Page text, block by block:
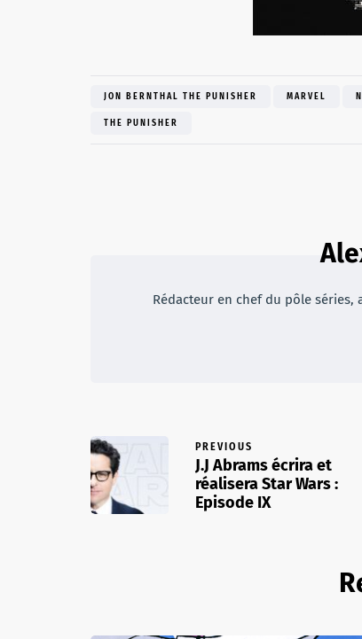
JON BERNTHAL THE PUNISHER MARVEL
THE PUNISHER
Rédacteur en chef du pôle
PREVIOUS
J.J Abrams écrira et
réalisera Star Wars :
Episode IX